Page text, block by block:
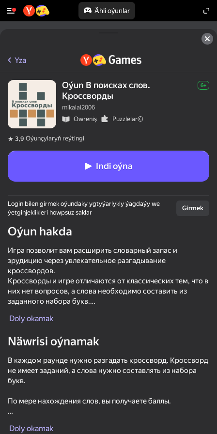
Ähli oýunlar
hatda «oýnamayanlar» hem
Yza
Oýun В поисках слов.
Кроссворды
6+
mikalai2006
Оwreniş
Puzzlelar©
3,9 Oýunçylaryň reýtingi
Indi oýna
Login bilen girmek oýundaky ygtyýarlykly ýagdaýy we
ýetginjeklikleri howpsuz saklar
Girmek
Oýun hakda
Игра позволит вам расширить словарный запас и
эрудицию через увлекательное разгадывание
кроссвордов.
Кроссворды и игре отличаются от классических тем, что в
них нет вопросов, а слова необходимо составить из
заданного набора букв.
В игре:
✅ более 1000 кроссвордов в основном этапе игры;
Doly okamak
Näwrisi oýnamak
В каждом раунде нужно разгадать кроссворд. Кроссворд
не имеет заданий, а слова нужно составлять из набора
букв.
По мере нахождения слов, вы получаете баллы.
можете воспользоваться подсказками. Подсказки могут
Doly okamak